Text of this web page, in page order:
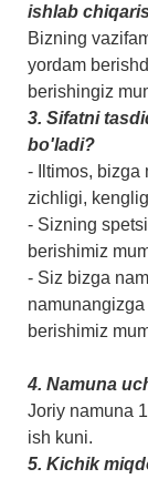
ishlab
Bizning
yordam
berishingiz
3. Sifatni
bo'ladi?
- Iltimos, bizga
zichligi,
- Sizning
berishimiz
- Siz bizga
berishimiz
4. Namuna
Joriy namuna
ish kuni.
5. Kichik